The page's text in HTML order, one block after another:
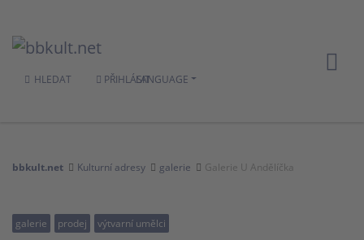
HLEDAT PŘIHLÁSITLANGUAGE
bbkult.net Kulturní adresy galerie Galerie U Andělíčka
galerie prodej výtvarní umělci